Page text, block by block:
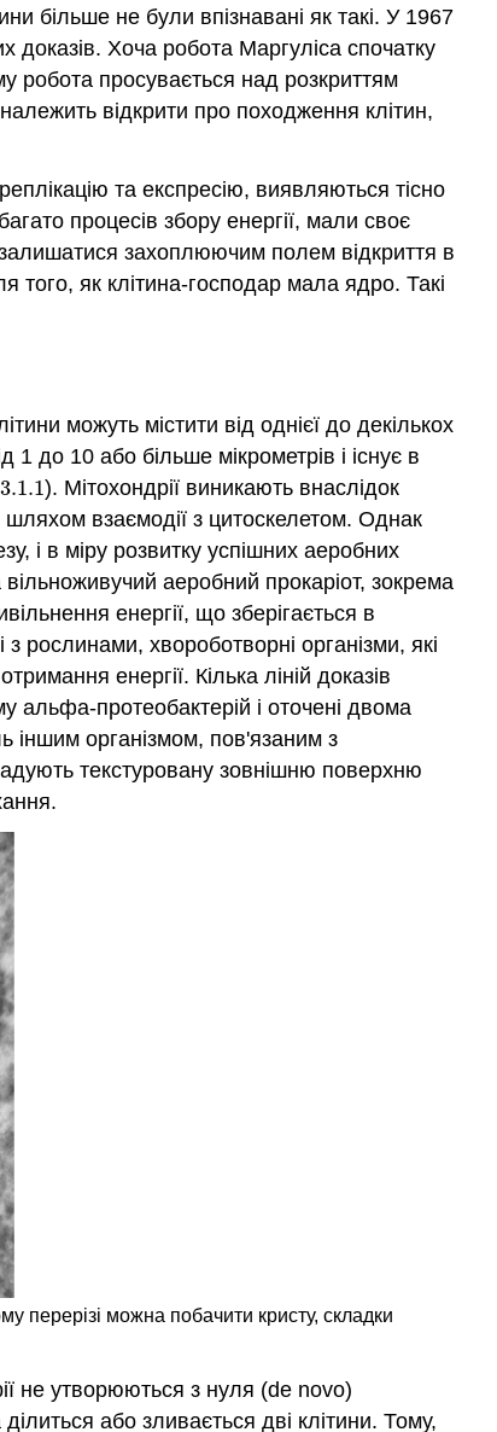
більше не були впізнавані як такі. У 1967
доказів. Хоча робота Маргуліса спочатку
робота просувається над розкриттям
відкрити про походження клітин,
та експресію, виявляються тісно
процесів збору енергії, мали своє
захоплюючим полем відкриття в
того, як клітина-господар мала ядро. Такі
можуть містити від однієї до декількох
до 10 або більше мікрометрів і існує в
11). Мітохондрії виникають внаслідок
шляхом взаємодії з цитоскелетом. Однак
і в міру розвитку успішних аеробних
аеробний прокаріот, зокрема
енергії, що зберігається в
рослинами, хвороботворні організми, які
енергії. Кілька ліній доказів
альфа-протеобактерій і оточені двома
іншим організмом, пов'язаним з
текстуровану зовнішню поверхню
перерізі можна побачити кристу, складки
не утворюються з нуля (de novo)
або зливається дві клітини. Тому,